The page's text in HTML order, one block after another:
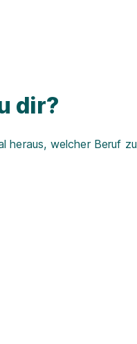
dir?
heraus, welcher Beruf zu